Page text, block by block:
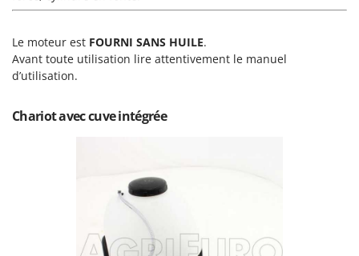
OMA
Omas
Ooni
Palumbo Pavi
Le moteur est FOURNI SANS HUILE.
Avant toute utilisation lire attentivement le manuel
d’utilisation.
Chariot avec cuve intégrée